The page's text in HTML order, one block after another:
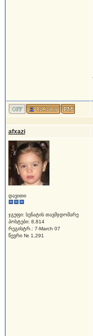
afxazi
დავითი
ჯგუფი: სენატის თავმჯდომარე
პოსტები: 8,814
რეგისტრ.: 7-March 07
წევრი № 1,291